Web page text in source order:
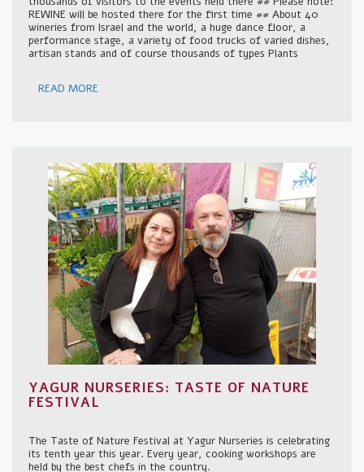
REWINE will be hosted there for the first time ## About 40
wineries from Israel and the world, a huge dance floor, a
performance stage, a variety of food trucks of varied dishes,
artisan stands and of course thousands of types Plants
READ MORE
YAGUR NURSERIES: TASTE OF NATURE
FESTIVAL
The Taste of Nature Festival at Yagur Nurseries is celebrating
its tenth year this year. Every year, cooking workshops are
held by the best chefs in the country.